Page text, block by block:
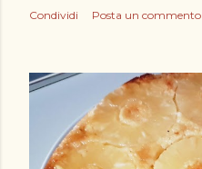
Condividi Posta un commento